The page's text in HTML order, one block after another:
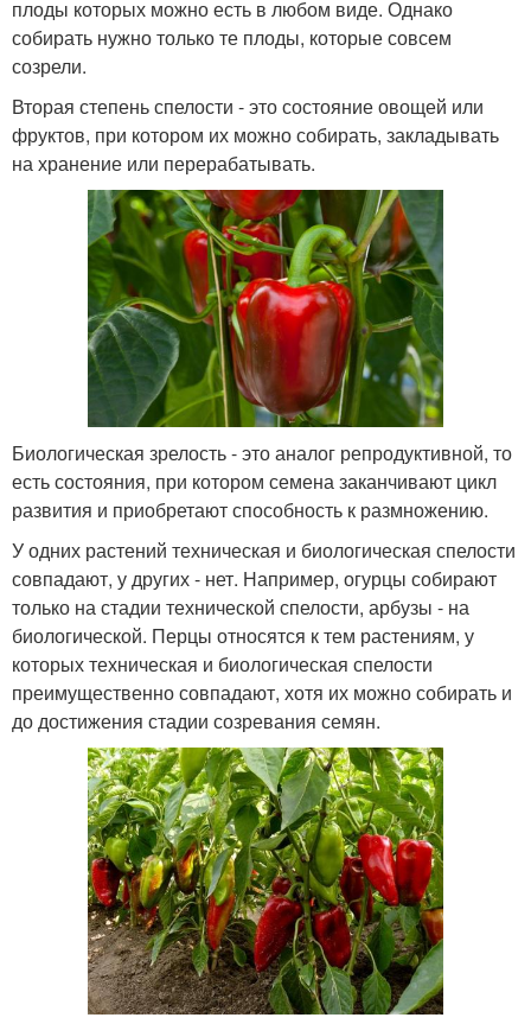
плоды которых можно есть в любом виде. Однако
собирать нужно только те плоды, которые совсем
созрели.
Вторая степень спелости - это состояние овощей или
фруктов, при котором их можно собирать, закладывать
на хранение или перерабатывать.
Биологическая зрелость - это аналог репродуктивной, то
есть состояния, при котором семена заканчивают цикл
развития и приобретают способность к размножению.
У одних растений техническая и биологическая спелости
совпадают, у других - нет. Например, огурцы собирают
только на стадии технической спелости, арбузы - на
биологической. Перцы относятся к тем растениям, у
которых техническая и биологическая спелости
преимущественно совпадают, хотя их можно собирать и
до достижения стадии созревания семян.